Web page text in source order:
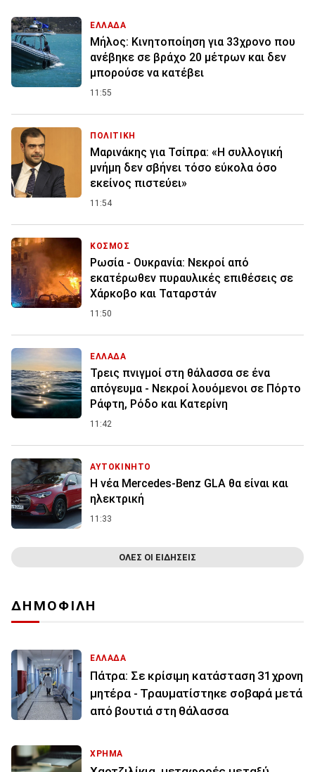
ΕΛΛΑΔΑ
Μήλος: Κινητοποίηση για 33χρονο που
ανέβηκε σε βράχο 20 μέτρων και δεν
μπορούσε να κατέβει
11:55
ΠΟΛΙΤΙΚΗ
Μαρινάκης για Τσίπρα: «Η συλλογική
μνήμη δεν σβήνει τόσο εύκολα όσο
εκείνος πιστεύει»
11:54
ΚΟΣΜΟΣ
Ρωσία - Ουκρανία: Νεκροί από
εκατέρωθεν πυραυλικές επιθέσεις σε
Χάρκοβο και Ταταρστάν
11:50
ΕΛΛΑΔΑ
Τρεις πνιγμοί στη θάλασσα σε ένα
απόγευμα - Νεκροί λουόμενοι σε Πόρτο
Ράφτη, Ρόδο και Κατερίνη
11:42
ΑΥΤΟΚΙΝΗΤΟ
Η νέα Mercedes-Benz GLA θα είναι και
ηλεκτρική
11:33
ΟΛΕΣ ΟΙ ΕΙΔΗΣΕΙΣ
ΔΗΜΟΦΙΛΗ
ΕΛΛΑΔΑ
Πάτρα: Σε κρίσιμη κατάσταση 31χρονη
μητέρα - Τραυματίστηκε σοβαρά μετά
από βουτιά στη θάλασσα
ΧΡΗΜΑ